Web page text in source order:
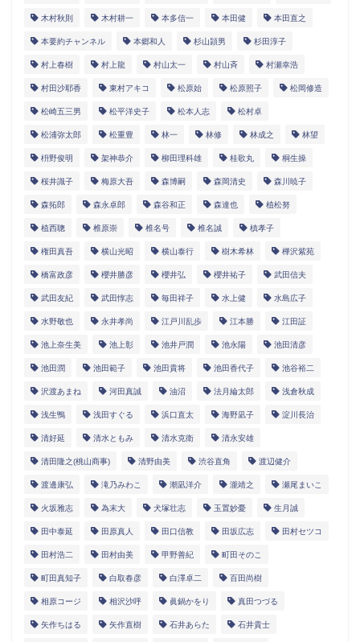
木村秋則 木村耕一 本多信一 本田健 本田直之
本要約チャンネル 本郷和人 杉山頴男 杉田淳子
村上春樹 村上龍 村山太一 村山斉 村瀬幸浩
村田沙耶香 東村アキコ 松原始 松原照子 松岡修造
松崎五三男 松平洋史子 松本人志 松村卓
松浦弥太郎 松重豊 林一 林修 林成之 林望
枡野俊明 架神恭介 柳田理科雄 桂歌丸 桐生操
桜井識子 梅原大吾 森博嗣 森岡清史 森川暁子
森拓郎 森永卓郎 森谷和正 森達也 植松努
植西聰 椎原崇 椎名号 椎名誠 槙孝子
権田真吾 横山光昭 横山泰行 樹木希林 樺沢紫苑
橋富政彦 櫻井勝彦 櫻井弘 櫻井祐子 武田信夫
武田友紀 武田惇志 毎田祥子 水上健 水島広子
水野敬也 永井孝尚 江戸川乱歩 江本勝 江田証
池上奈生美 池上彰 池井戸潤 池永陽 池田清彦
池田潤 池田範子 池田貴将 池田香代子 池谷裕二
沢渡あまね 河田真誠 油沼 法月綸太郎 浅倉秋成
浅生鴨 浅田すぐる 浜口直太 海野凪子 淀川長治
清好延 清水ともみ 清水克衛 清永安雄
清田隆之(桃山商事) 清野由美 渋谷直角 渡辺健介
渡邊康弘 滝乃みわこ 潮凪洋介 瀧靖之 瀬尾まいこ
火坂雅志 為末大 犬塚壮志 玉置妙憂 生月誠
田中泰延 田原真人 田口信教 田坂広志 田村セツコ
田村浩二 田村由美 甲野善紀 町田そのこ
町田真知子 白取春彦 白澤卓二 百田尚樹
相原コージ 相沢沙呼 眞鍋かをり 真田つづる
矢作ちはる 矢作直樹 石井あらた 石井貴士